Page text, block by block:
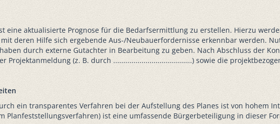
eine aktualisierte Prognose für die Bedarfsermittlung zu erstellen. Hierzu
deren Hilfe sich ergebende Aus-/Neubauerfordernisse erkennbar werden.
durch externe Gutachter in Bearbeitung zu geben. Nach Abschluss der
Projektanmeldung (z. B. durch .......................................) sowie die
ein transparentes Verfahren bei der Aufstellung des Planes ist von hohem
Planfeststellungsverfahren) ist eine umfassende Bürgerbeteiligung in dieser